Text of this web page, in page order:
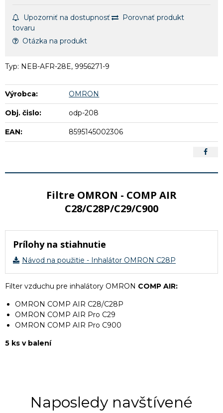
Upozorniť na dostupnosť
tovaru
Porovnať produkt
Otázka na produkt
Typ: NEB-AFR-28E, 9956271-9
Výrobca: OMRON
Obj. čislo: odp-208
EAN: 8595145002306
Filtre OMRON - COMP AIR
C28/C28P/C29/C900
Prílohy na stiahnutie
Návod na použitie - Inhalátor OMRON C28P
Filter vzduchu pre inhalátory OMRON COMP AIR:
OMRON COMP AIR C28/C28P
OMRON COMP AIR Pro C29
OMRON COMP AIR Pro C900
5 ks v balení
Naposledy navštívené